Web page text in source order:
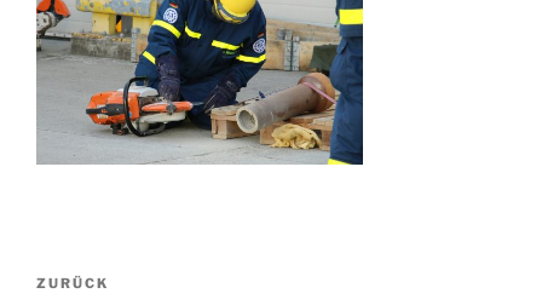
Beitragsnavigation
Vorheriger
ZURÜCK